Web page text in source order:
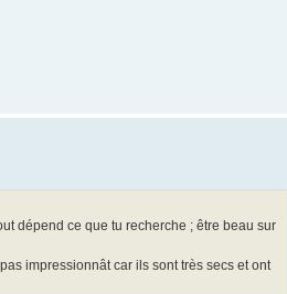
dépend ce que tu recherche ; être beau sur
impressionnât car ils sont très secs et ont